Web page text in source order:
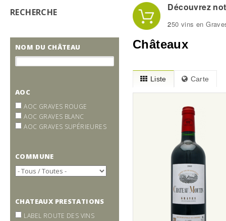
Découvrez
250 vins en
Châteaux
Liste Carte
RECHERCHE
NOM DU CHÂTEAU
AOC
AOC GRAVES ROUGE
AOC GRAVES BLANC
AOC GRAVES SUPÉRIEURES
COMMUNE
CHATEAUX PRESTATIONS
LABEL ROUTE DES VINS